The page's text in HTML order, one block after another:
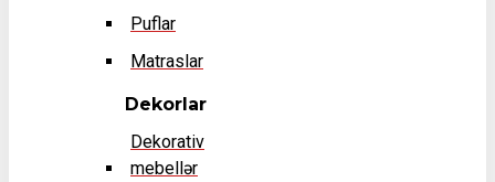
Puflar
Matraslar
Dekorlar
Dekorativ
mebellər